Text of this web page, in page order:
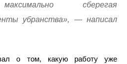
сберегая
убранства», — написал
о том, какую работу уже